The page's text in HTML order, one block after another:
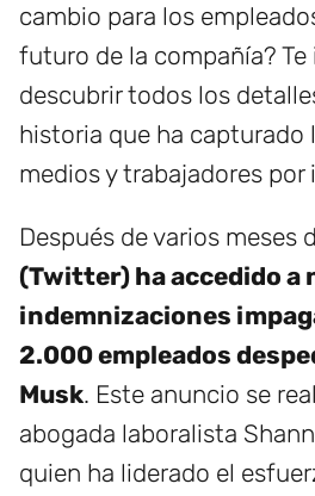
cambio para los
futuro de la compañía?
descubrir todos los
historia que ha capturado
medios y trabajadores por
Después de varios meses
(Twitter) ha accedido a
indemnizaciones
2.000 empleados
Musk. Este anuncio se
abogada laboralista
quien ha liderado el